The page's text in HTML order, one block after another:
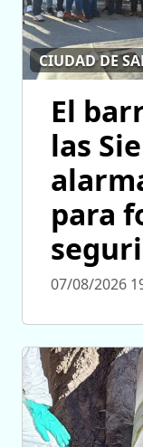
CIUDAD DE
El
las
para
07/08/2026